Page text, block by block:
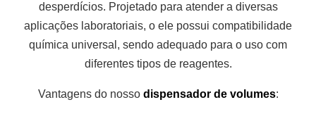
desperdícios. Projetado para atender a diversas
aplicações laboratoriais, o ele possui compatibilidade
química universal, sendo adequado para o uso com
diferentes tipos de reagentes.
Vantagens do nosso dispensador de volumes: